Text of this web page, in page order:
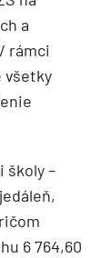
a
rámci
všetky
školy –
6 764,60